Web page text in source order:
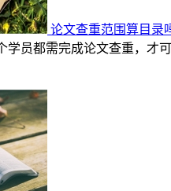
论文查重范围算目录
学员都需完成论文查重，才